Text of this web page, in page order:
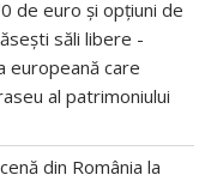
de euro și opțiuni de
săli libere -
europeană care
al patrimoniului
din România la